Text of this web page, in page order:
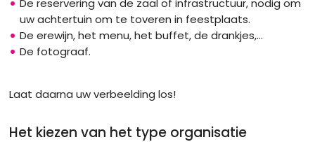
De reservering van de zaal of infrastructuur, nodig om
uw achtertuin om te toveren in feestplaats.
De erewijn, het menu, het buffet, de drankjes,...
De fotograaf.
Laat daarna uw verbeelding los!
Het kiezen van het type organisatie